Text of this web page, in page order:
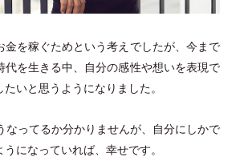
金を稼ぐためという考えでしたが、今まで
代を生きる中、自分の感性や想いを表現で
いと思うようになりました。
なってるか分かりませんが、自分にしかで
になっていれば、幸せです。